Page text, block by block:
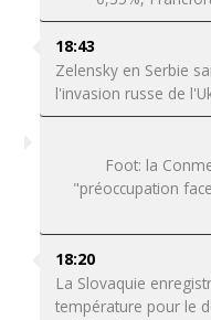
18:43
Zelensky en Serbie
l'invasion russe de
Foot: la
"préoccupation
18:20
La Slovaquie
température pour le